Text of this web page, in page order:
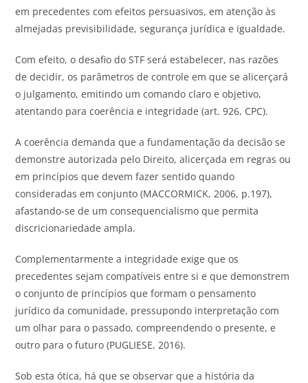
em precedentes com efeitos persuasivos, em atenção às
almejadas previsibilidade, segurança jurídica e igualdade.
Com efeito, o desafio do STF será estabelecer, nas razões
de decidir, os parâmetros de controle em que se alicerçará
o julgamento, emitindo um comando claro e objetivo,
atentando para coerência e integridade (art. 926, CPC).
A coerência demanda que a fundamentação da decisão se
demonstre autorizada pelo Direito, alicerçada em regras ou
em princípios que devem fazer sentido quando
consideradas em conjunto (MACCORMICK, 2006, p.197),
afastando-se de um consequencialismo que permita
discricionariedade ampla.
Complementarmente a integridade exige que os
precedentes sejam compatíveis entre si e que demonstrem
o conjunto de princípios que formam o pensamento
jurídico da comunidade, pressupondo interpretação com
um olhar para o passado, compreendendo o presente, e
outro para o futuro (PUGLIESE, 2016).
Sob esta ótica, há que se observar que a história da